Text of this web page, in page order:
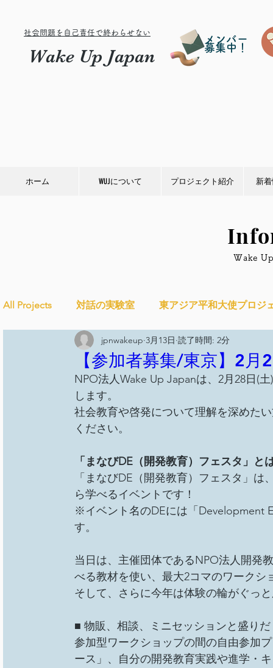
社会問題を自己責任で終わらせない
Wake Up Japan
メンバー
募集中！
ホーム WUJについて プロジェクト紹介 新
​Wake
All Projects 対話の実験室 東アジア平和大使プロジ
Ethical＆Sustainably シティズンシップ啓発出前授
YouthCan
ことばのたまり場 雑談 大地と地球
事務局/理事会 Youth ChANge
【参加者募集/東京】2
jpnwakeup 3月13日 読了時間: 2分
NPO法人Wake Up Japanは、2月28日(
します。
社会教育や啓発について理解を深めた
ください。
「まなびDE（開発教育）フェスタ」と
「まなびDE（開発教育）フェスタ」
ら学べるイベントです！
※イベント名のDEには「Development
す。
当日は、主催団体であるNPO法人開発
べる教材を使い、最大2コマのワークシ
そして、さらに今年は体験の輪がぐっ
■ 物販、相談、ミニセッションと盛り
参加型ワークショップの間の自由参加
ース」、自分の開発教育実践や進学・